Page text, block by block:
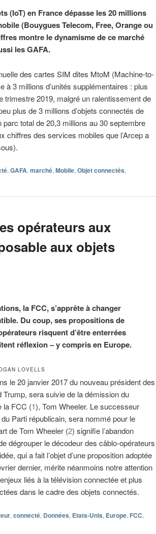
(IoT) en France dépasse les 20 millions
(Bouygues Telecom, Free, Orange ou
montre le dynamisme de ce marché
les GAFA.
des cartes SIM dites MtoM (Machine-to-
à 3 millions d’unités supplémentaires : plus
trimestre 2019, malgré un ralentissement de
plus de 3 millions d’objets connectés de
total de 20,3 millions au 30 septembre
chiffres des services mobiles que l’Arcep a
, GAFA, marché, Mobile, Objet connectés,
opérateurs aux
aux objets
la FCC, s’apprête à changer
Du coup, ses propositions de
risquent d’être enterrées
réflexion – y compris en Europe.
LOVELLS
le 20 janvier 2017 du nouveau président des
Trump, sera suivie de la démission du
la FCC (1), Tom Wheeler. Le successeur
Parti républicain, sera nommé pour le
de Tom Wheeler (2) signifie l’abandon
dégrouper le décodeur des câblo-opérateurs
qui a fait l’objet d’une proposition adoptée
dernier, mérite néanmoins notre attention
liés à la télévision connectée et plus
dans le cadre des objets connectés.
, connecté, Données, Etats-Unis, Europe, FCC,